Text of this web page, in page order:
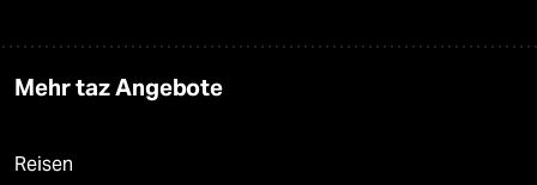
Mehr taz Angebote
Reisen